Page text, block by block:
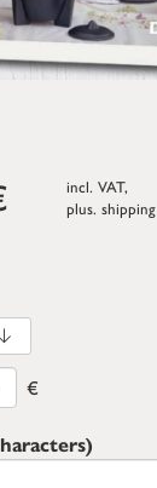
incl. VAT,
plus. shipping
€